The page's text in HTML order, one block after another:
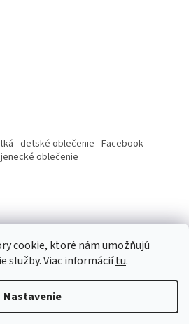
cookie, ktoré nám umožňujú
služby.Viac informáciítu.
Nastavenie
detské oblečenie Facebook
oblečenie
oblečenie. Všetky práva vyhradené.